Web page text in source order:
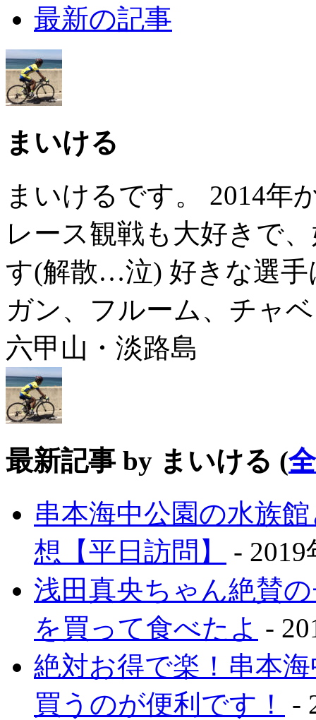
最新の記事
まいける
まいけるです。 2014年
レース観戦も大好きで
す(解散…泣) 好きな選
ガン、フルーム、チャ
六甲山・淡路島
最新記事 by まいける (
串本海中公園の水族
想【平日訪問】
- 2019
浅田真央ちゃん絶賛
を買って食べたよ -
絶対お得で楽！串本
買うのが便利です！
-